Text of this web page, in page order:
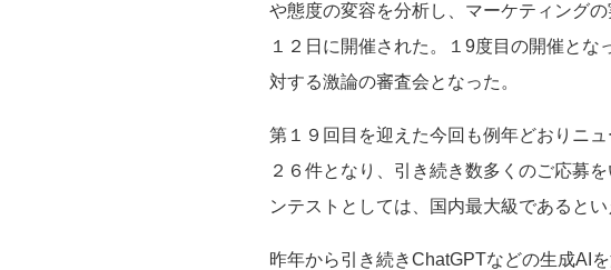
や態度の変容を分析し、マーケティング
１２日に開催された。１9度目の開催と
対する激論の審査会となった。
第１９回目を迎えた今回も例年どおりニ
２６件となり、引き続き数多くのご応募
ンテストとしては、国内最大級であるとい
昨年から引き続きChatGPTなどの生成AI